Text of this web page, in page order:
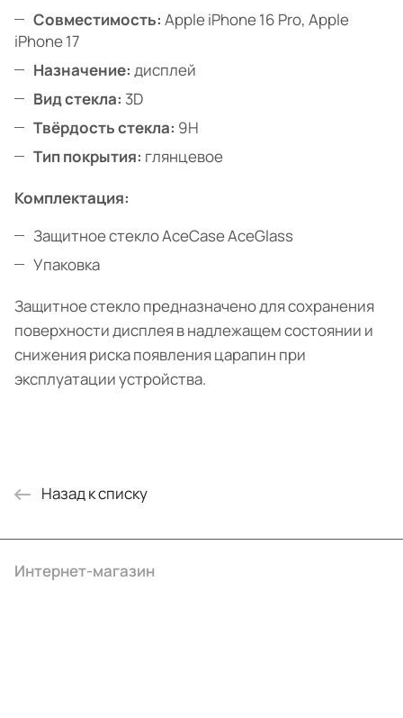
Совместимость: Apple iPhone 16 Pro, Apple
iPhone 17
Назначение: дисплей
Вид стекла: 3D
Твёрдость стекла: 9H
Тип покрытия: глянцевое
Комплектация:
Защитное стекло AceCase AceGlass
Упаковка
Защитное стекло предназначено для сохранения
поверхности дисплея в надлежащем состоянии и
снижения риска появления царапин при
эксплуатации устройства.
Назад к списку
Интернет-магазин